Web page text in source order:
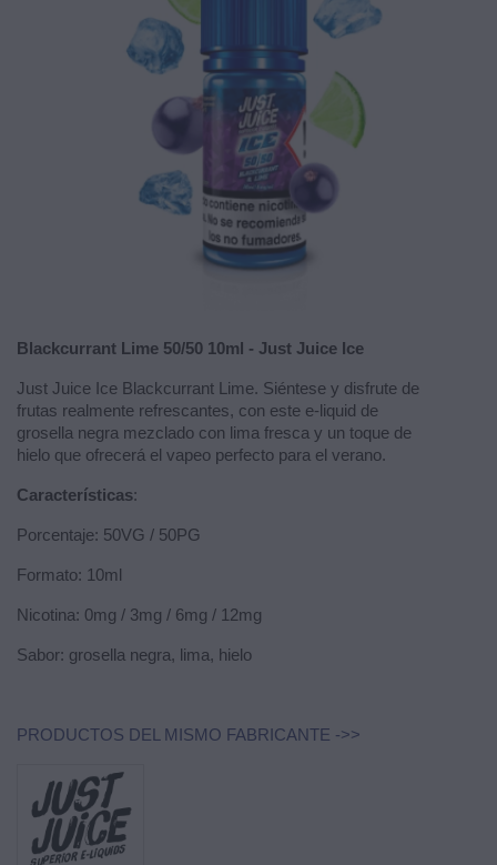
Blackcurrant Lime 50/50 10ml - Just Juice Ice
Just Juice Ice Blackcurrant Lime. Siéntese y disfrute de
frutas realmente refrescantes, con este e-liquid de
grosella negra mezclado con lima fresca y un toque de
hielo que ofrecerá el vapeo perfecto para el verano.
Características:
Porcentaje: 50VG / 50PG
Formato: 10ml
Nicotina: 0mg / 3mg / 6mg / 12mg
Sabor: grosella negra, lima, hielo
PRODUCTOS DEL MISMO FABRICANTE ->>